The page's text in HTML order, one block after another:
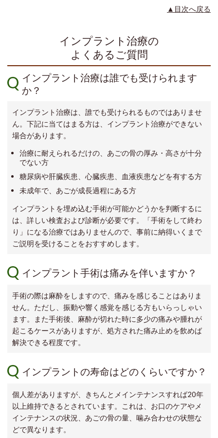
▲目次へ戻る
インプラント治療の
よくあるご質問
インプラント治療は誰でも受けられます
か？
インプラント治療は、誰でも受けられるものではありませ
ん。下記に当てはまる方は、インプラント治療ができない
場合があります。
治療に耐えられるだけの、あごの骨の厚み・高さが十分
でない方
糖尿病や肝臓疾患、心臓疾患、血液疾患などを有する方
未成年で、あごが成長過程にある方
インプラントを埋め込む手術が可能かどうかを判断するに
は、詳しい検査および診断が必要です。「手術をして終わ
り」になる治療ではありませんので、事前に納得いくまで
ご説明を受けることをおすすめします。
インプラント手術は痛みを伴いますか？
手術の際は麻酔をしますので、痛みを感じることはありま
せん。ただし、振動や響く感覚を感じる方もいらっしゃい
ます。また手術後、麻酔が切れた時に多少の痛みや腫れが
起こるケースがありますが、処方された痛み止めを飲めば
解決できる程度です。
インプラントの寿命はどのくらいですか？
個人差がありますが、きちんとメインテナンスすれば20年
以上維持できるとされています。これは、お口のケアやメ
インテナンスの状況、あごの骨の量、噛み合わせの状態な
どで異なります。